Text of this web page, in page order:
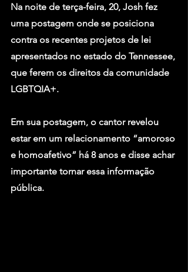
Na noite de terça-feira, 20, Josh fez
uma postagem onde se posiciona
contra os recentes projetos de lei
apresentados no estado do Tennessee,
que ferem os direitos da comunidade
LGBTQIA+.
Em sua postagem, o cantor revelou
estar em um relacionamento “amoroso
e homoafetivo” há 8 anos e disse achar
importante tornar essa informação
pública.